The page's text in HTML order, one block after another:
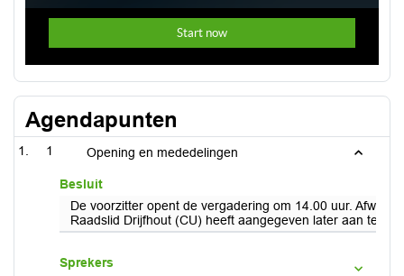
Agendapunten
1 Opening en mededelingen
Besluit
De voorzitter opent de vergadering om 14.00 uur.
Raadslid Drijfhout (CU) heeft aangegeven later aan te
Sprekers